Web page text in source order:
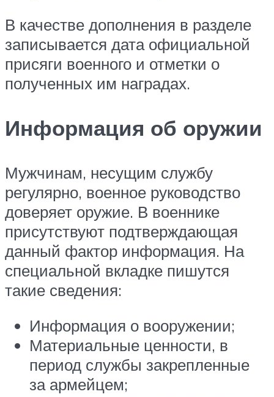
В качестве дополнения в разделе
записывается дата официальной
присяги военного и отметки о
полученных им наградах.
Информация об оружии
Мужчинам, несущим службу
регулярно, военное руководство
доверяет оружие. В военнике
присутствуют подтверждающая
данный фактор информация. На
специальной вкладке пишутся
такие сведения:
Информация о вооружении;
Материальные ценности, в
период службы закрепленные
за армейцем;